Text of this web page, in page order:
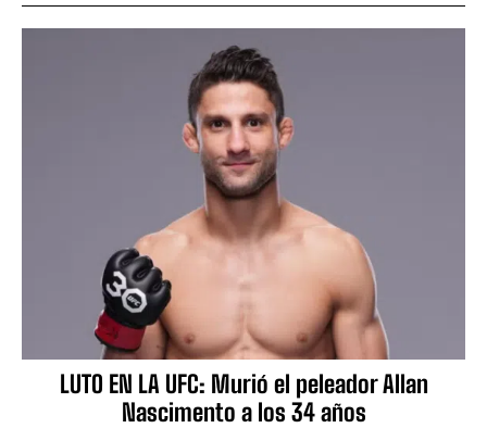
LUTO EN LA UFC: Murió el peleador Allan
Nascimento a los 34 años